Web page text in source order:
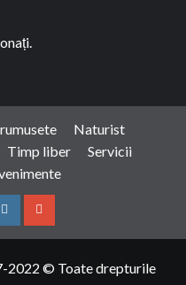
Naturist
Timp liber
Servicii
InstagramGoogle
2022 © Toate drepturile